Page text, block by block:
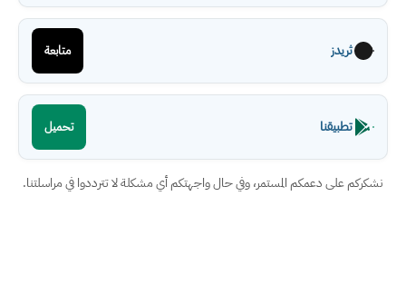
ثريدز متابعة
تطبيقنا تحميل
نشكركم على دعمكم المستمر، وفي حال واجهتكم أي مشكلة لا تترددوا في مراسلتنا.